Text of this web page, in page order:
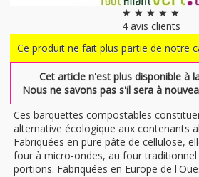
★ ★ ★ ★ ★
4avis clients
Ce produit ne fait plus partie de notre
Cet article n'est plus disponible à
Nous ne savons pas s'il sera à
Ces barquettes compostables
alternative écologique aux contenants
Fabriquées en pure pâte de cellulose,
four à micro-ondes, au four
portions. Fabriquées en Europe de